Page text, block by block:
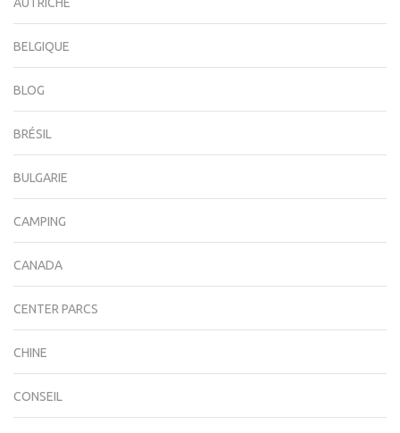
AUTRICHE
BELGIQUE
BLOG
BRÉSIL
BULGARIE
CAMPING
CANADA
CENTER PARCS
CHINE
CONSEIL